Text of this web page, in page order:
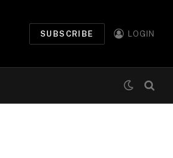
SUBSCRIBE LOGIN